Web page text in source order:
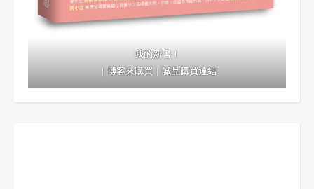
我的新書！
｜博客來購買｜誠品購買連結